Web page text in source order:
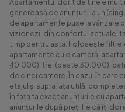
Apartamentul dorit de tine e
generoasă de anunțuri, la un
de apartamente puse la vânzare
vizionezi, din confortul actualei
timp pentru asta. Folosește
apartamente cu o cameră,
40.000), trei (peste 30.000),
de cinci camere. În cazul în care
etajul și suprafața utilă,
în fața ta exact anunțurile cu
anunțurile după preț, fie că îți